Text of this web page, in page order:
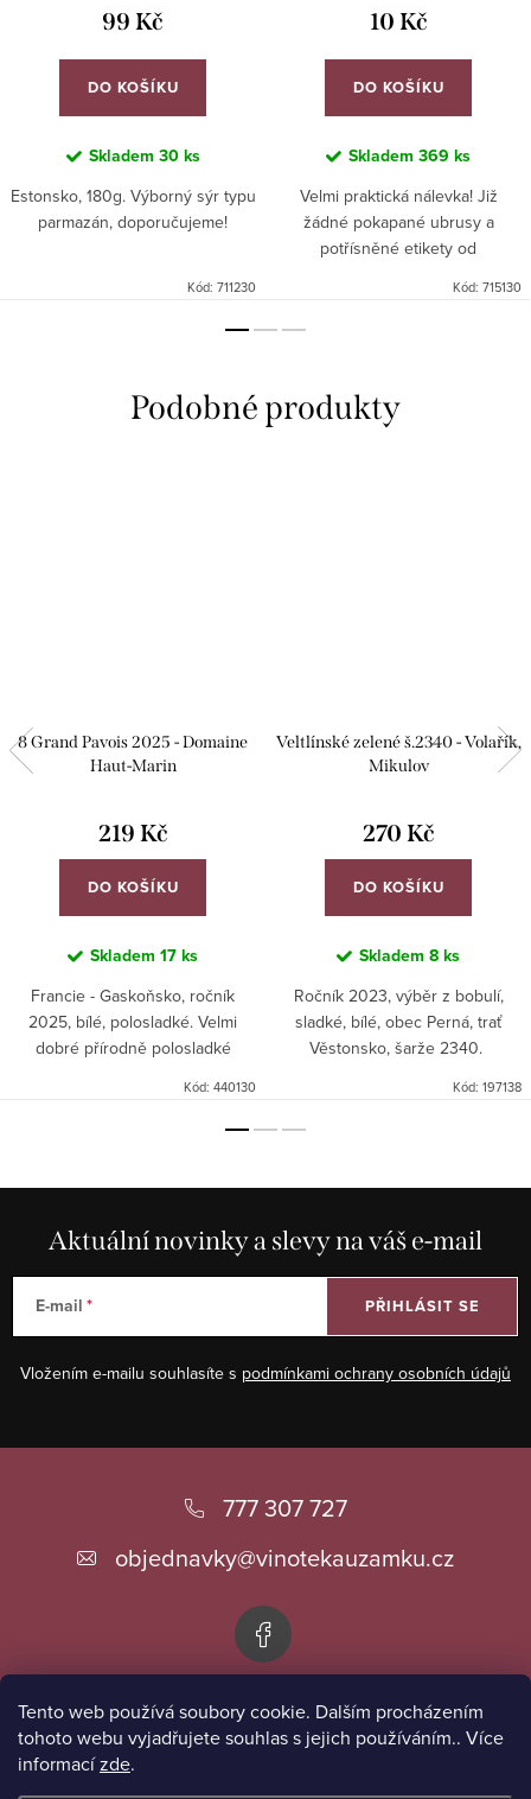
Tento web používá soubory cookie. Dalším procházením
tohoto webu vyjadřujete souhlas s jejich používáním.. Více
informacízde.
99 Kč
DO KOŠÍKU
Skladem 30 ks
Estonsko, 180g. Výborný sýr typu
parmazán, doporučujeme!
Kód: 711230
10 Kč
DO KOŠÍKU
Skladem 369 ks
Velmi praktická nálevka! Již
žádné pokapané ubrusy a
potřísněné etikety od
Kód: 715130
8 Grand Pavois 2025 - Domaine
Haut-Marin
219 Kč
DO KOŠÍKU
Skladem 17 ks
Francie - Gaskoňsko, ročník
2025, bílé, polosladké. Velmi
dobré přírodně polosladké
Kód: 440130
Veltlínské zelené š.2340 - Volařík,
Mikulov
270 Kč
DO KOŠÍKU
Skladem 8 ks
Ročník 2023, výběr z bobulí,
sladké, bílé, obec Perná, trať
Věstonsko, šarže 2340.
Kód: 197138
Aktuální novinky a slevy na váš e-mail
E-mail
Vložením e-mailu souhlasíte s podmínkami ochrany osobních údajů
PŘIHLÁSIT SE
777 307 727
objednavky@vinotekauzamku.cz
Informace pro vás